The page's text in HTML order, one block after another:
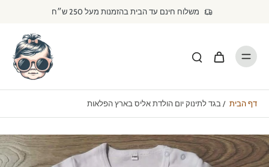
משלוח חינם עד הבית בהזמנות מעל 250 ש״ח
דף הבית / בגד לתינוק יום הולדת אליס בארץ הפלאות